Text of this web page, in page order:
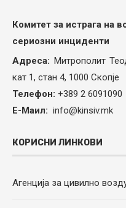
Комитет за истрага на
сериозни инциденти
Адреса: Митрополит
кат 1, стан 4, 1000 Скопје
Телефон: +389 2 6091090
Е-Маил: info@kinsiv.mk
КОРИСНИ ЛИНКОВИ
Агенција за цивилно